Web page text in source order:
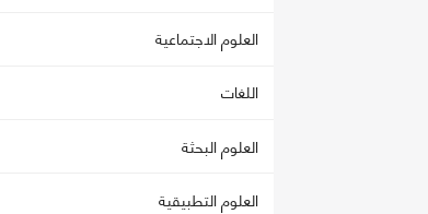
العلوم الاجتماعية
اللغات
العلوم البحثة
العلوم التطبيقية